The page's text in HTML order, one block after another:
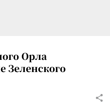
Орла
Зеленского